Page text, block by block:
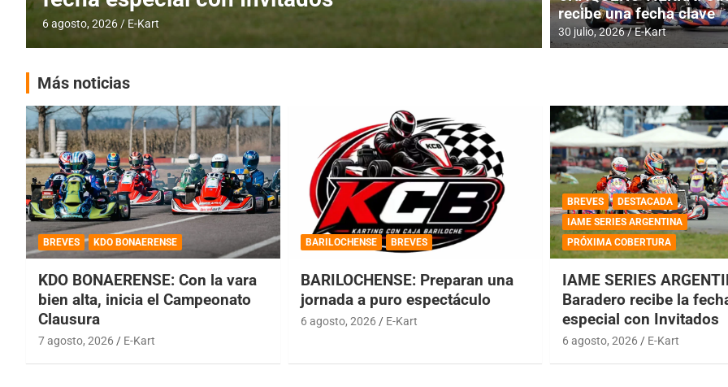
4 agosto, 2026 E-Kart 4 agosto, 2026 E-Kart
recibe una fecha clave
30 julio, 2026 E-Kart
Más noticias
BREVES KDO BONAERENSE
KDO BONAERENSE: Con la vara
bien alta, inicia el Campeonato
Clausura
7 agosto, 2026 E-Kart
BARILOCHENSE BREVES
BARILOCHENSE: Preparan una
jornada a puro espectáculo
6 agosto, 2026 E-Kart
BREVES
DESTACADA
IAME SERIES ARGENTINA
PRÓXIMA COBERTURA
IAME SERIES
Baradero recibe la
especial con Invitados
6 agosto, 2026 E-Kart